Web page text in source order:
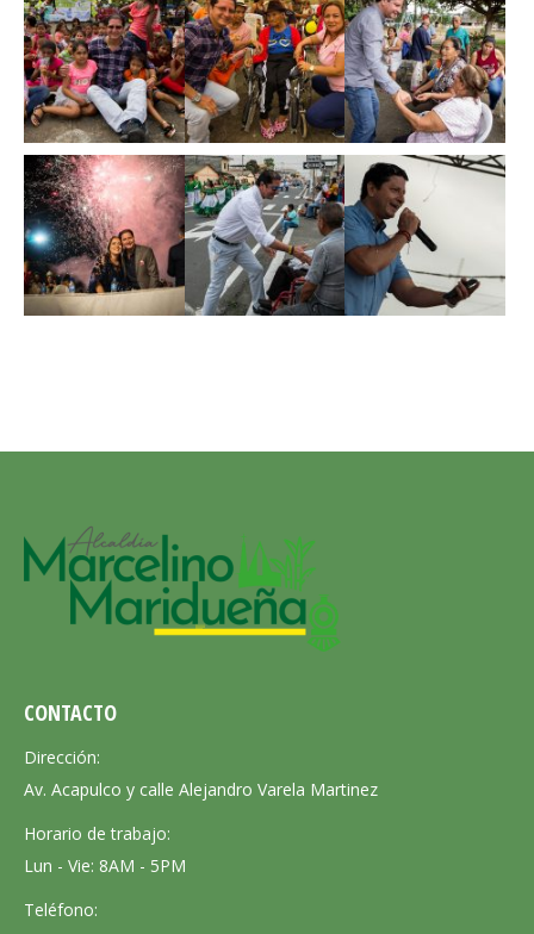
CONTACTO
Dirección:
Av. Acapulco y calle Alejandro Varela Martinez
Horario de trabajo:
Lun - Vie: 8AM - 5PM
Teléfono: